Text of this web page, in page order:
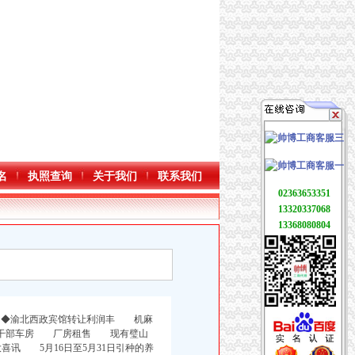
执照查询 关于我们 联系我们
北西政宾馆转让利润丰 机麻
干部车房 厂房租售 现有璧山
喜讯 5月16日至5月31日引种的养
02363653351
13320337068
13368080804